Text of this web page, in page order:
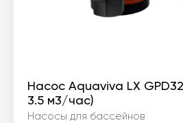
Насос Aquaviva LX
3.5 м3/час)
Насосы для бассейнов